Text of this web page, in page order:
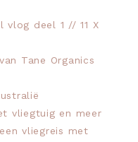
vlog deel 1 // 11 X
Tane Organics
vliegtuig en meer
vliegreis met